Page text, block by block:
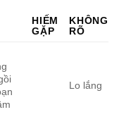
HIẾM
GẶP
KHÔNG
RÕ
Lo lắng